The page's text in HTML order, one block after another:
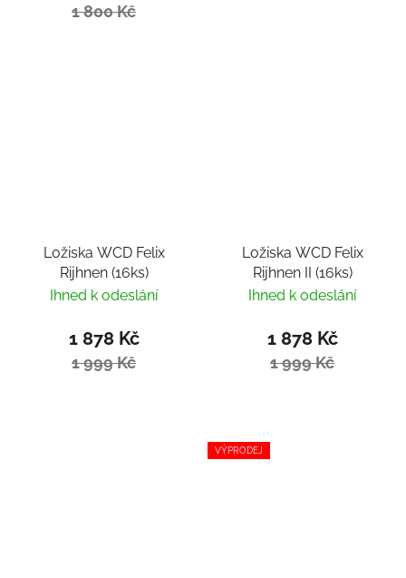
1 800 Kč
Ložiska WCD Felix
Rijhnen (16ks)
Ihned k odeslání
1 878 Kč
1 999 Kč
Ložiska WCD Felix
Rijhnen II (16ks)
Ihned k odeslání
1 878 Kč
1 999 Kč
VÝPRODEJ